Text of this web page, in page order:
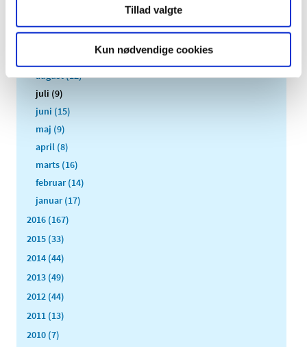
Tillad valgte
Kun nødvendige cookies
september (16)
august (12)
juli (9)
juni (15)
maj (9)
april (8)
marts (16)
februar (14)
januar (17)
2016 (167)
2015 (33)
2014 (44)
2013 (49)
2012 (44)
2011 (13)
2010 (7)